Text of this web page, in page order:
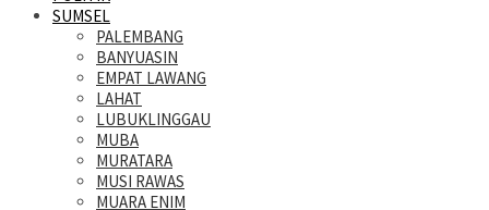
SUMSEL
PALEMBANG
BANYUASIN
EMPAT LAWANG
LAHAT
LUBUKLINGGAU
MUBA
MURATARA
MUSI RAWAS
MUARA ENIM